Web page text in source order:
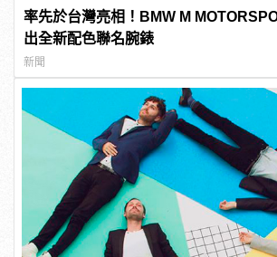
率先於台灣亮相！BMW M
出全新配色聯名腕錶
新聞